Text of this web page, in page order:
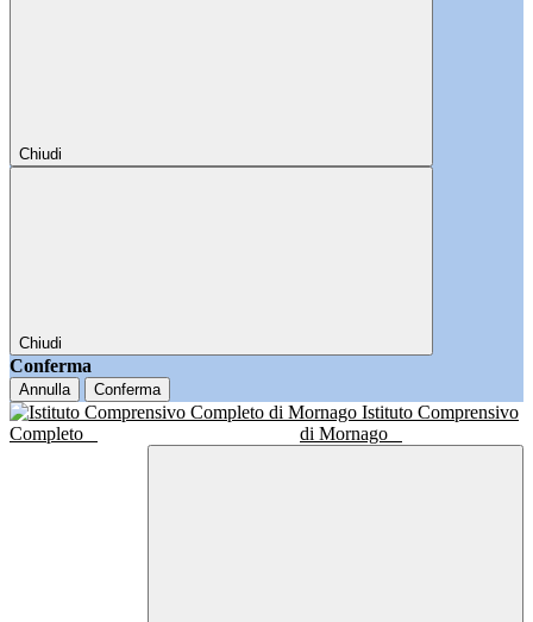
Chiudi
Chiudi
Conferma
Annulla Conferma
Istituto Comprensivo
Completo
di Mornago